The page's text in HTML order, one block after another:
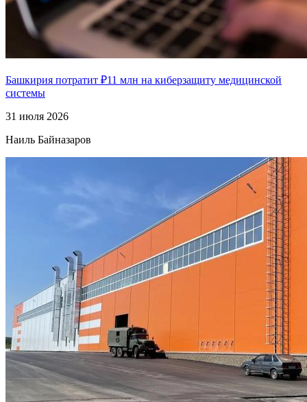
Башкирия потратит ₽11 млн на киберзащиту медицинской
системы
31 июля 2026
Наиль Байназаров